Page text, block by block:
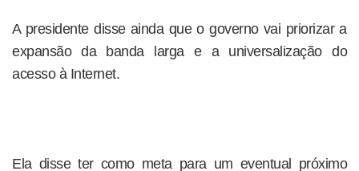
A presidente disse ainda que o governo vai priorizar a
expansão da banda larga e a universalização do
acesso à Internet.
Ela disse ter como meta para um eventual próximo